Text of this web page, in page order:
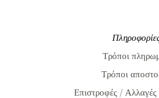
Τρόποι
Τρόποι
Επιστροφές / Αλλαγές